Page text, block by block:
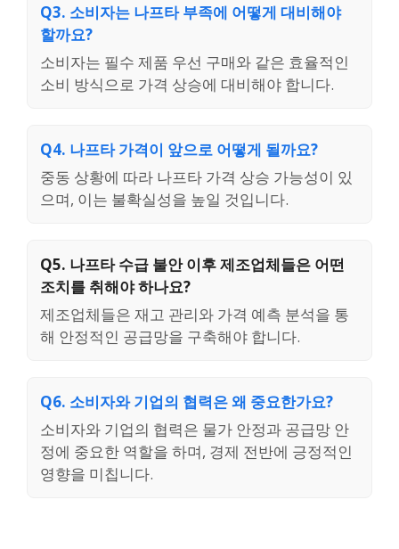
Q3. 소비자는 나프타 부족에 어떻게 대비해야
할까요?
소비자는 필수 제품 우선 구매와 같은 효율적인
소비 방식으로 가격 상승에 대비해야 합니다.
Q4. 나프타 가격이 앞으로 어떻게 될까요?
중동 상황에 따라 나프타 가격 상승 가능성이 있
으며, 이는 불확실성을 높일 것입니다.
Q5. 나프타 수급 불안 이후 제조업체들은 어떤
조치를 취해야 하나요?
제조업체들은 재고 관리와 가격 예측 분석을 통
해 안정적인 공급망을 구축해야 합니다.
Q6. 소비자와 기업의 협력은 왜 중요한가요?
소비자와 기업의 협력은 물가 안정과 공급망 안
정에 중요한 역할을 하며, 경제 전반에 긍정적인
영향을 미칩니다.